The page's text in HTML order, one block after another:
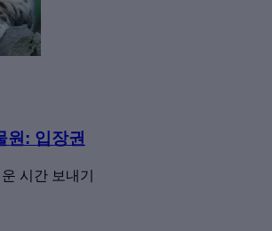
원: 입장권
시간 보내기